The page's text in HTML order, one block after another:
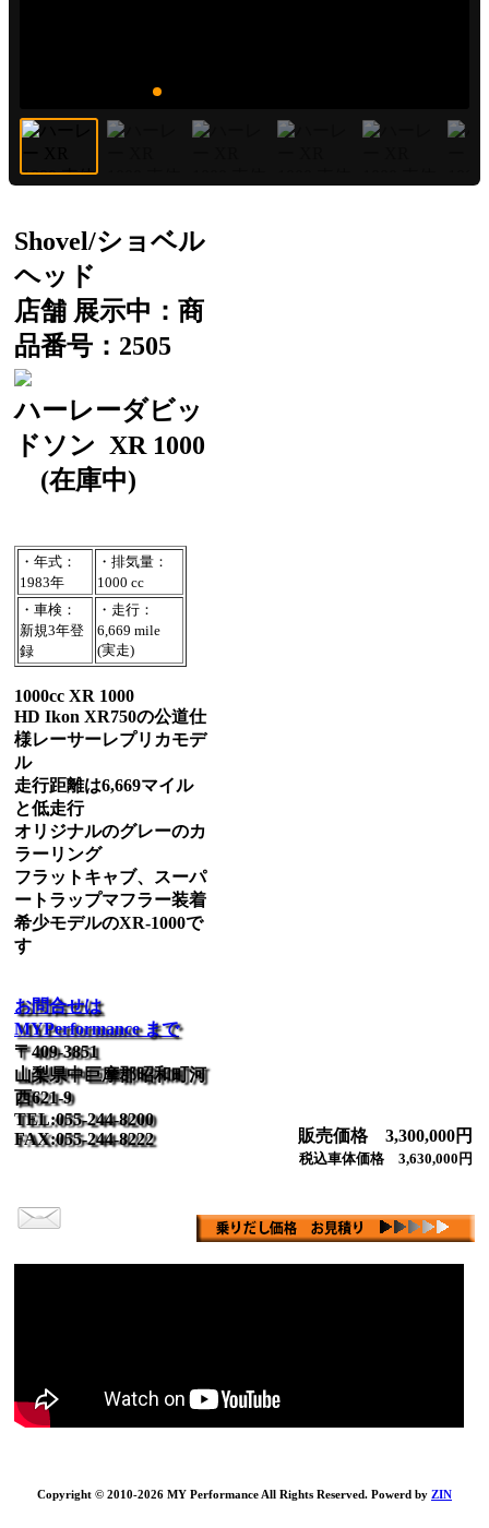
Shovel/ショベル
ヘッド
店舗 展示中：商
品番号：2505
ハーレーダビッ
ドソン XR 1000
(在庫中)
・年式：
1983年
・排気量：
1000 cc
・車検：
新規3年登
録
・走行：
6,669 mile
(実走)
1000cc XR 1000
HD Ikon XR750の公道仕
様レーサーレプリカモデ
ル
走行距離は6,669マイル
と低走行
オリジナルのグレーのカ
ラーリング
フラットキャブ、スーパ
ートラップマフラー装着
希少モデルのXR-1000で
す
お問合せは
MYPerformance まで
〒409-3851
山梨県中巨摩郡昭和町河
西621-9
TEL:055-244-8200
FAX:055-244-8222
販売価格 3,300,000円
税込車体価格 3,630,000円
Copyright © 2010-2026 MY Performance All Rights Reserved. Powerd by ZIN